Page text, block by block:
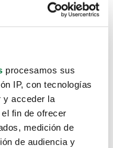
procesamos sus
IP, con tecnologías
y acceder la
fin de ofrecer
medición de
de audiencia y
como
aquí.